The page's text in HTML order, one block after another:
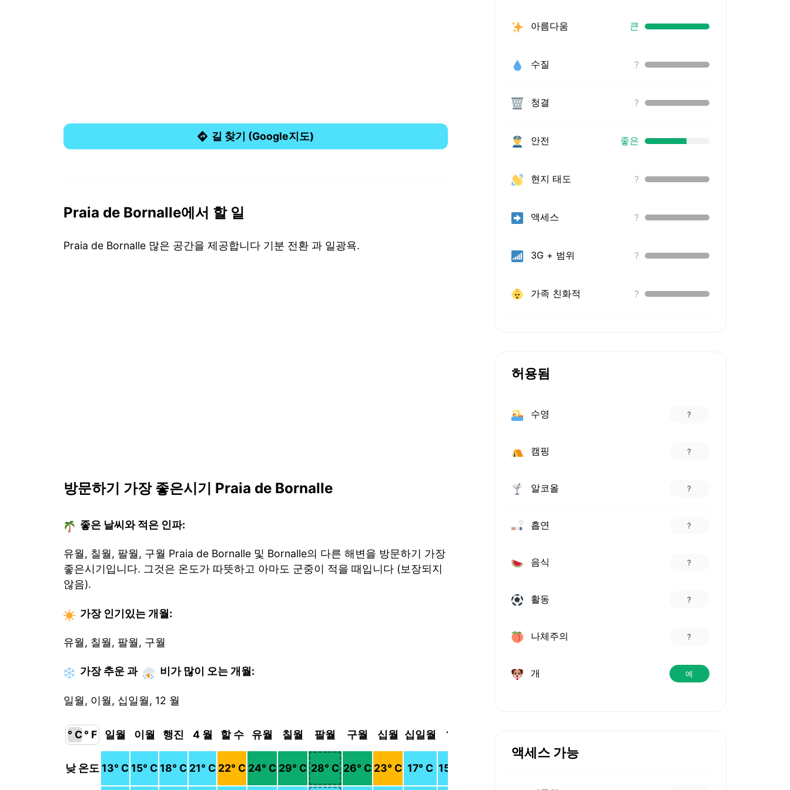
길 찾기 (Google지도)
Praia de Bornalle에서 할 일
Praia de Bornalle 많은 공간을 제공합니다 기분 전환 과 일광욕.
방문하기 가장 좋은시기 Praia de Bornalle
좋은 날씨와 적은 인파:
유월, 칠월, 팔월, 구월 Praia de Bornalle 및 Bornalle의 다른 해변을 방문하기 가장
좋은시기입니다. 그것은 온도가 따뜻하고 아마도 군중이 적을 때입니다 (보장되지
않음).
가장 인기있는개월:
유월, 칠월, 팔월, 구월
가장 추운과 비가 많이 오는개월:
일월, 이월, 십일월, 12 월
° C ° F 일월 이월 행진 4 월 할 수 유월 칠월 팔월 구월 십월 십일월 12
낮 온도13° C15° C18° C 21° C 22° C 24° C 29° C 28° C 26° C 23° C 17° C 15
아름다움 큰
수질 ?
청결 ?
안전 좋은
현지 태도 ?
액세스 ?
3G + 범위 ?
가족 친화적 ?
허용됨
수영 ?
캠핑 ?
알코올 ?
흡연 ?
음식 ?
활동 ?
나체주의 ?
개 예
액세스 가능